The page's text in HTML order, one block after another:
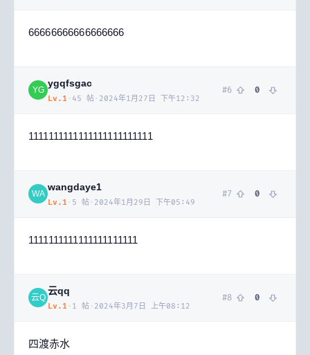
66666666666666666
YG
ygqfsgac
Lv. 1 · 45 帖 · 2024年1月27日 下午12:32
#6 0
1111111111111111111111111
WA
wangdaye1
Lv. 1 · 5 帖 · 2024年1月29日 下午05:49
#7 0
1111111111111111111111
云Q
云qq
Lv. 1 · 1 帖 · 2024年3月7日 上午08:12
#8 0
四渡赤水